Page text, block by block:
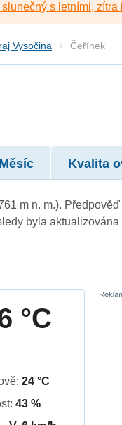
s letními, zítra
Vysočina Čeřínek
Kvalita
m n. m.).
byla aktualizována
°C
24 °C
43 %